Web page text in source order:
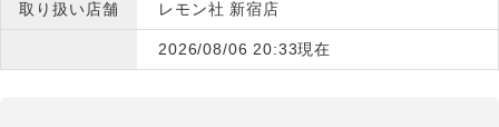
取り扱い店舗 レモン社 新宿店
2026/08/06 20:33現在